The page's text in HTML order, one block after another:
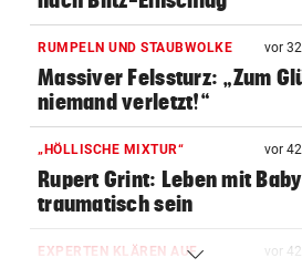
RUMPELN UND STAUBWOLKE vor
Massiver Felssturz: „Zum
niemand verletzt!“
„HÖLLISCHE MIXTUR“ vor
Rupert Grint: Leben mit
traumatisch sein
EXPERTEN KLÄREN AUF vor